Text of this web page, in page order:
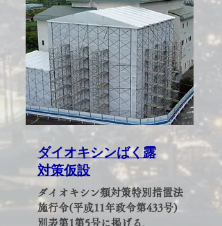
​ダイオキシンばく露
対策仮設
ダイオキシン類対策特別措置法
施行令(平成11年政令第433号)
別表第1第5号に掲げる、